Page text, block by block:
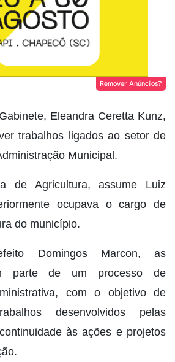
Remover Anúncios?
Eleandra Ceretta Kunz,
trabalhos ligados ao setor de
Municipal.
de Agricultura, assume Luiz
ocupava o cargo de
do município.
Domingos Marcon, as
parte de um processo de
com o objetivo de
desenvolvidos pelas
às ações e projetos